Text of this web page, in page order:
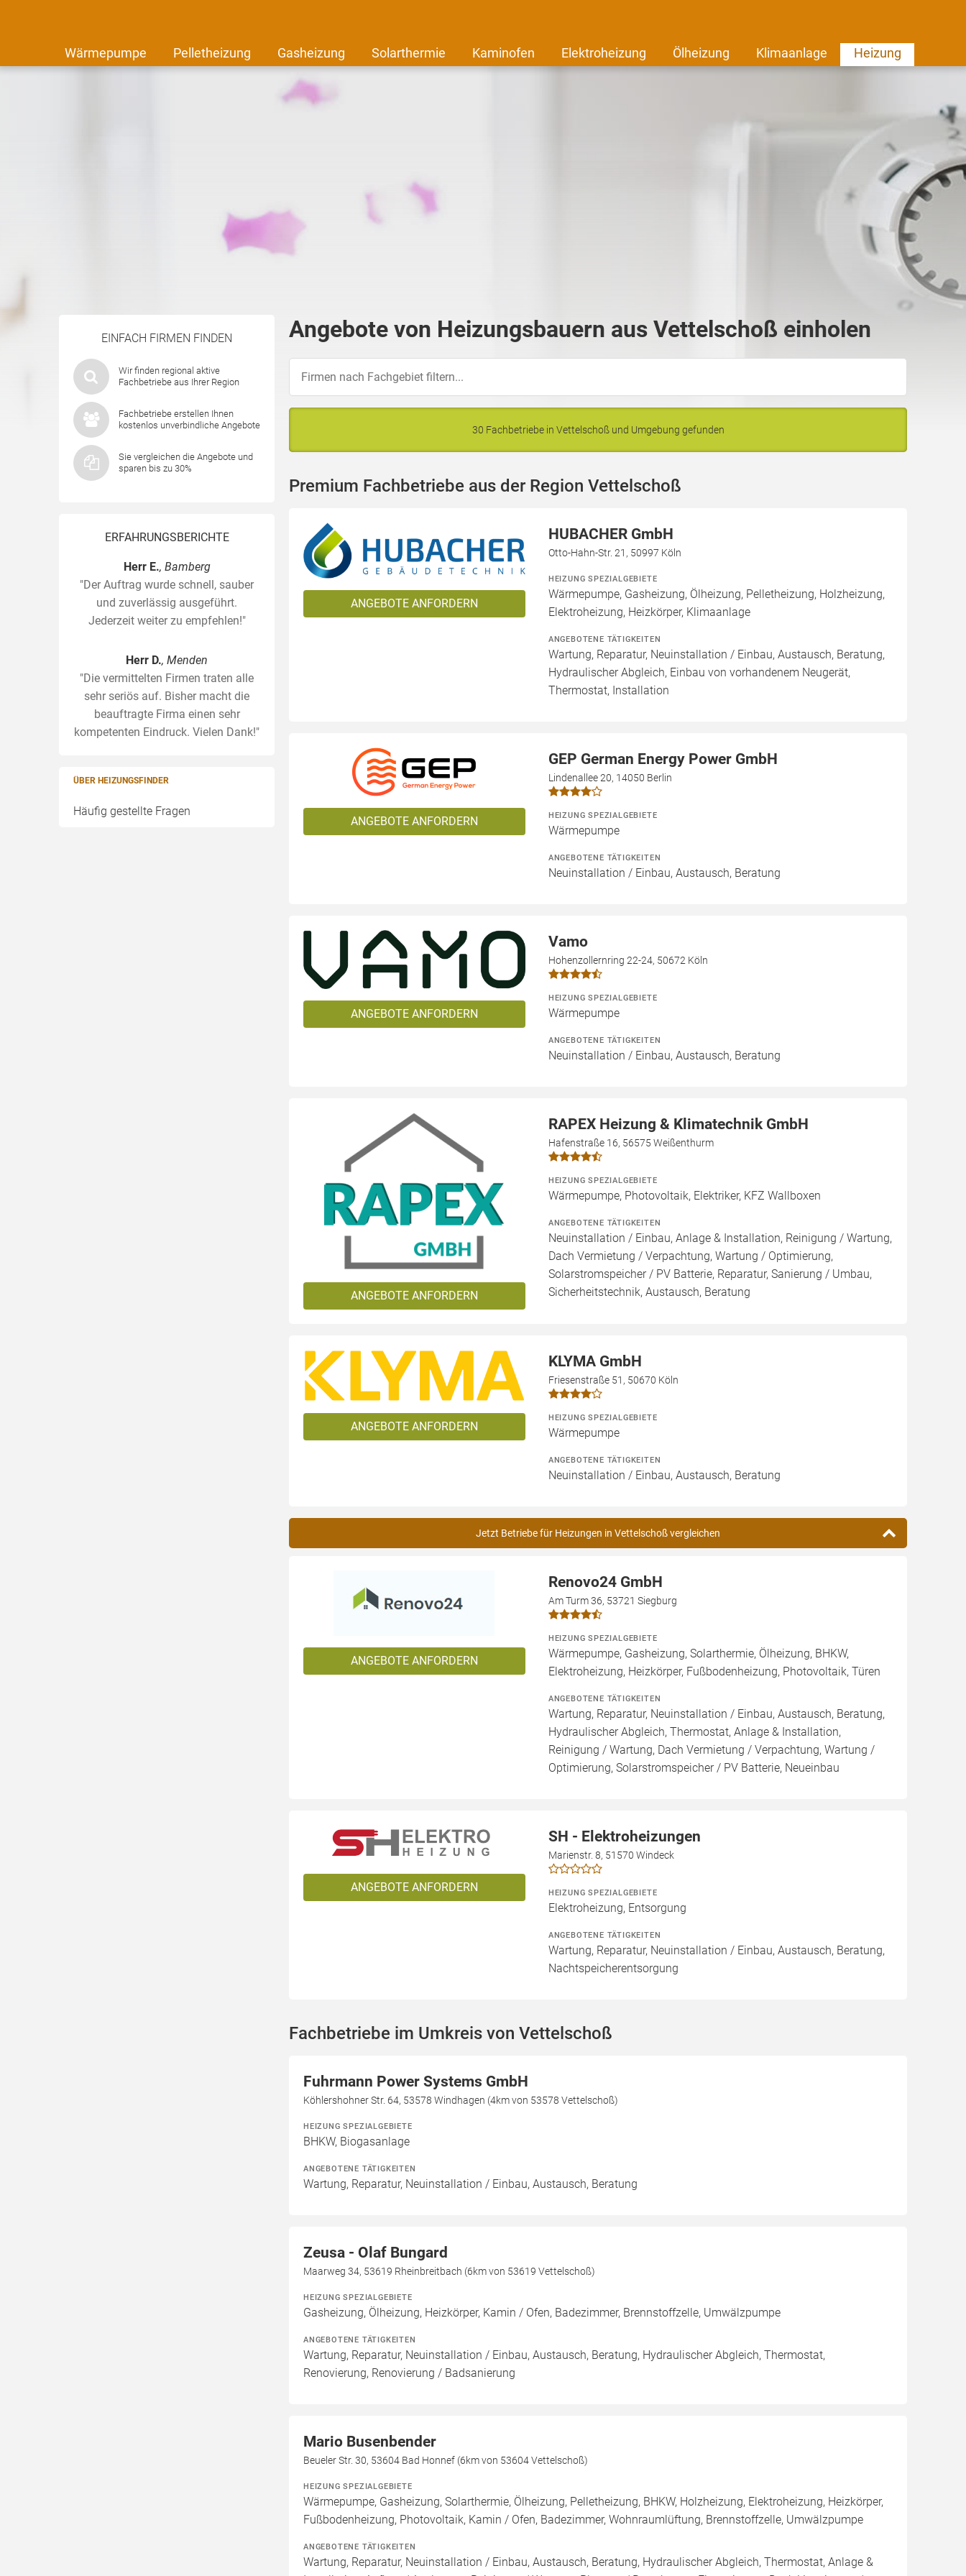
Wärmepumpe Pelletheizung Gasheizung Solarthermie Kaminofen Elektroheizung Ölheizung Klimaanlage Heizung
EINFACH FIRMEN FINDEN
Wir finden regional aktive
Fachbetriebe aus Ihrer Region
Fachbetriebe erstellen Ihnen
kostenlos unverbindliche Angebote
Sie vergleichen die Angebote und
sparen bis zu 30%
ERFAHRUNGSBERICHTE
Herr E., Bamberg
"Der Auftrag wurde schnell, sauber
und zuverlässig ausgeführt.
Jederzeit weiter zu empfehlen!"
Herr D., Menden
"Die vermittelten Firmen traten alle
sehr seriös auf. Bisher macht die
beauftragte Firma einen sehr
kompetenten Eindruck. Vielen Dank!"
ÜBER HEIZUNGSFINDER
Häufig gestellte Fragen
Angebote von Heizungsbauern aus Vettelschoß einholen
30 Fachbetriebe in Vettelschoß und Umgebung gefunden
Premium Fachbetriebe aus der Region Vettelschoß
ANGEBOTE ANFORDERN
HUBACHER GmbH
Otto-Hahn-Str. 21, 50997 Köln
HEIZUNG SPEZIALGEBIETE
Wärmepumpe, Gasheizung, Ölheizung, Pelletheizung, Holzheizung,
Elektroheizung, Heizkörper, Klimaanlage
ANGEBOTENE TÄTIGKEITEN
Wartung, Reparatur, Neuinstallation / Einbau, Austausch, Beratung,
Hydraulischer Abgleich, Einbau von vorhandenem Neugerät,
Thermostat, Installation
ANGEBOTE ANFORDERN
GEP German Energy Power GmbH
Lindenallee 20, 14050 Berlin
HEIZUNG SPEZIALGEBIETE
Wärmepumpe
ANGEBOTENE TÄTIGKEITEN
Neuinstallation / Einbau, Austausch, Beratung
ANGEBOTE ANFORDERN
Vamo
Hohenzollernring 22-24, 50672 Köln
HEIZUNG SPEZIALGEBIETE
Wärmepumpe
ANGEBOTENE TÄTIGKEITEN
Neuinstallation / Einbau, Austausch, Beratung
ANGEBOTE ANFORDERN
RAPEX Heizung & Klimatechnik GmbH
Hafenstraße 16, 56575 Weißenthurm
HEIZUNG SPEZIALGEBIETE
Wärmepumpe, Photovoltaik, Elektriker, KFZ Wallboxen
ANGEBOTENE TÄTIGKEITEN
Neuinstallation / Einbau, Anlage & Installation, Reinigung / Wartung,
Dach Vermietung / Verpachtung, Wartung / Optimierung,
Solarstromspeicher / PV Batterie, Reparatur, Sanierung / Umbau,
Sicherheitstechnik, Austausch, Beratung
ANGEBOTE ANFORDERN
KLYMA GmbH
Friesenstraße 51, 50670 Köln
HEIZUNG SPEZIALGEBIETE
Wärmepumpe
ANGEBOTENE TÄTIGKEITEN
Neuinstallation / Einbau, Austausch, Beratung
Jetzt Betriebe für Heizungen in Vettelschoß vergleichen
ANGEBOTE ANFORDERN
Renovo24 GmbH
Am Turm 36, 53721 Siegburg
HEIZUNG SPEZIALGEBIETE
Wärmepumpe, Gasheizung, Solarthermie, Ölheizung, BHKW,
Elektroheizung, Heizkörper, Fußbodenheizung, Photovoltaik, Türen
ANGEBOTENE TÄTIGKEITEN
Wartung, Reparatur, Neuinstallation / Einbau, Austausch, Beratung,
Hydraulischer Abgleich, Thermostat, Anlage & Installation,
Reinigung / Wartung, Dach Vermietung / Verpachtung, Wartung /
Optimierung, Solarstromspeicher / PV Batterie, Neueinbau
ANGEBOTE ANFORDERN
SH - Elektroheizungen
Marienstr. 8, 51570 Windeck
HEIZUNG SPEZIALGEBIETE
Elektroheizung, Entsorgung
ANGEBOTENE TÄTIGKEITEN
Wartung, Reparatur, Neuinstallation / Einbau, Austausch, Beratung,
Nachtspeicherentsorgung
Fachbetriebe im Umkreis von Vettelschoß
Fuhrmann Power Systems GmbH
Köhlershohner Str. 64, 53578 Windhagen (4km von 53578 Vettelschoß)
HEIZUNG SPEZIALGEBIETE
BHKW, Biogasanlage
ANGEBOTENE TÄTIGKEITEN
Wartung, Reparatur, Neuinstallation / Einbau, Austausch, Beratung
Zeusa - Olaf Bungard
Maarweg 34, 53619 Rheinbreitbach (6km von 53619 Vettelschoß)
HEIZUNG SPEZIALGEBIETE
Gasheizung, Ölheizung, Heizkörper, Kamin / Ofen, Badezimmer, Brennstoffzelle, Umwälzpumpe
ANGEBOTENE TÄTIGKEITEN
Wartung, Reparatur, Neuinstallation / Einbau, Austausch, Beratung, Hydraulischer Abgleich, Thermostat,
Renovierung, Renovierung / Badsanierung
Mario Busenbender
Beueler Str. 30, 53604 Bad Honnef (6km von 53604 Vettelschoß)
HEIZUNG SPEZIALGEBIETE
Wärmepumpe, Gasheizung, Solarthermie, Ölheizung, Pelletheizung, BHKW, Holzheizung, Elektroheizung, Heizkörper,
Fußbodenheizung, Photovoltaik, Kamin / Ofen, Badezimmer, Wohnraumlüftung, Brennstoffzelle, Umwälzpumpe
ANGEBOTENE TÄTIGKEITEN
Wartung, Reparatur, Neuinstallation / Einbau, Austausch, Beratung, Hydraulischer Abgleich, Thermostat, Anlage &